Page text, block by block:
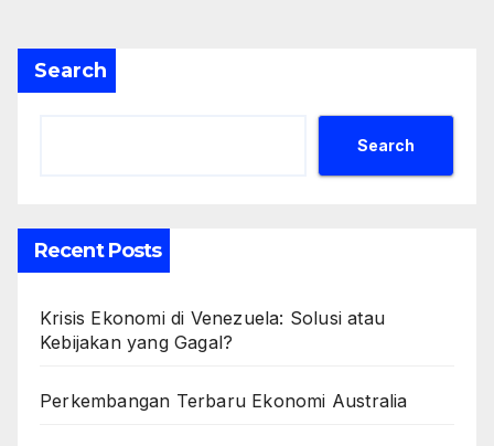
Search
Search
Recent Posts
Krisis Ekonomi di Venezuela: Solusi atau
Kebijakan yang Gagal?
Perkembangan Terbaru Ekonomi Australia